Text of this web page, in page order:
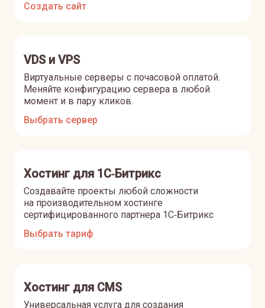
Создать сайт
VDS и VPS
Виртуальные серверы с почасовой оплатой.
Меняйте конфигурацию сервера в любой
момент и в пару кликов.
Выбрать сервер
Хостинг для 1С‑Битрикс
Создавайте проекты любой сложности
на производительном хостинге
сертифицированного партнера 1С‑Битрикс
Выбрать тариф
Хостинг для CMS
Универсальная услуга для создания